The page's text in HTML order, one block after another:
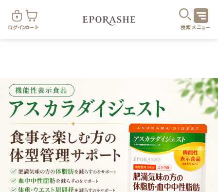
ログインカート 検索メニュー
カテゴ
お得なセット・キャンペーン お悩